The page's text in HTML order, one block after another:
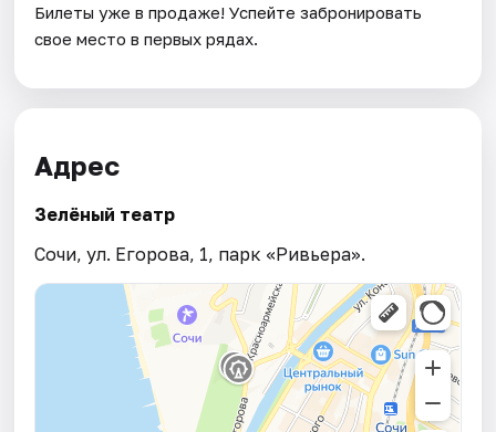
Билеты уже в продаже! Успейте забронировать
свое место в первых рядах.
Адрес
Зелёный театр
Сочи, ул. Егорова, 1, парк «Ривьера».